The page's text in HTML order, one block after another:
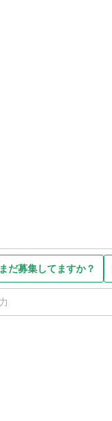
まだ募集してますか？